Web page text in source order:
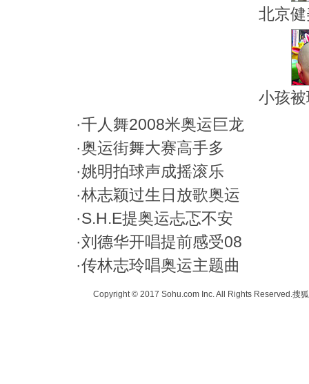
北京
小孩
·千人舞2008米奥运巨龙
·奥运街舞大赛高手多
·姚明拍球声成摇滚乐
·林志颖过生日放歌奥运
·S.H.E提奥运忐忑不安
·刘德华开唱提前感受08
·传林志玲唱奥运主题曲
Copyright © 2017 Sohu.com Inc. All Rights Reserved.搜